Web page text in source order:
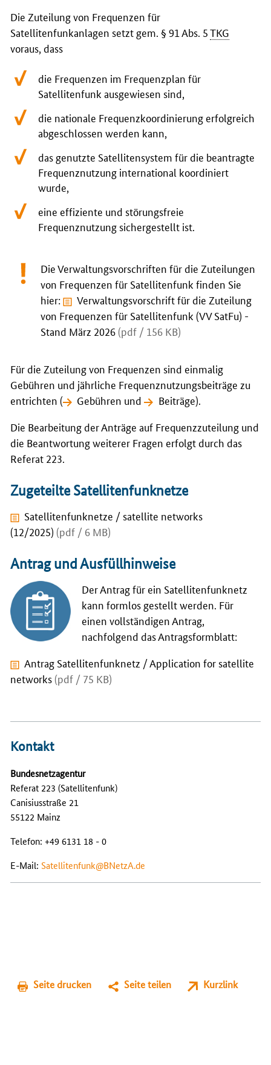
Die Zuteilung von Frequenzen für
Satellitenfunkanlagen setzt gem. § 91 Abs. 5TKG
voraus, dass
die Frequenzen im Frequenzplan für
Satellitenfunk ausgewiesen sind,
die nationale Frequenzkoordinierung erfolgreich
abgeschlossen werden kann,
das genutzte Satellitensystem für die beantragte
Frequenznutzung international koordiniert
wurde,
eine effiziente und störungsfreie
Frequenznutzung sichergestellt ist.
Die Verwaltungsvorschriften für die Zuteilungen
von Frequenzen für Satellitenfunk finden Sie
hier:
Verwaltungsvorschrift für die Zuteilung
von Frequenzen für Satellitenfunk (VV SatFu) -
Stand März 2026 (pdf / 156 KB)
Für die Zuteilung von Frequenzen sind einmalig
Gebühren und jährliche Frequenznutzungsbeiträge zu
entrichten (
Gebühren und Beiträge).
Die Bearbeitung der Anträge auf Frequenzzuteilung und
die Beantwortung weiterer Fragen erfolgt durch das
Referat 223.
Zugeteilte Satellitenfunknetze
Satellitenfunknetze / satellite networks
(12/2025) (pdf / 6 MB)
Antrag und Ausfüllhinweise
Der Antrag für ein Satellitenfunknetz
kann formlos gestellt werden. Für
einen vollständigen Antrag,
nachfolgend das Antragsformblatt:
Antrag Satellitenfunknetz / Application for satellite
networks (pdf / 75 KB)
Kontakt
Bundesnetzagentur
Referat 223 (Satellitenfunk)
Canisiusstraße 21
55122 Mainz
Telefon: +49 6131 18 - 0
E-Mail: Satellitenfunk@BNetzA.de
Seite drucken Seite teilen Kurzlink